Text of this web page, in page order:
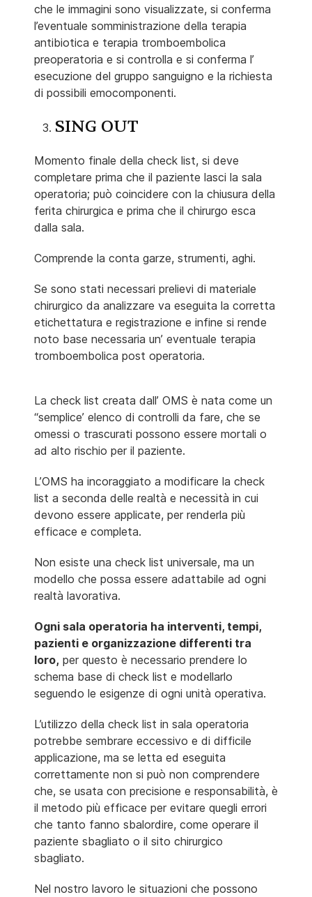
che le immagini sono visualizzate, si conferma
l’eventuale somministrazione della terapia
antibiotica e terapia tromboembolica
preoperatoria e si controlla e si conferma l’
esecuzione del gruppo sanguigno e la richiesta
di possibili emocomponenti.
SING OUT
Momento finale della check list, si deve
completare prima che il paziente lasci la sala
operatoria; può coincidere con la chiusura della
ferita chirurgica e prima che il chirurgo esca
dalla sala.
Comprende la conta garze, strumenti, aghi.
Se sono stati necessari prelievi di materiale
chirurgico da analizzare va eseguita la corretta
etichettatura e registrazione e infine si rende
noto base necessaria un’ eventuale terapia
tromboembolica post operatoria.
La check list creata dall’ OMS è nata come un
“semplice’ elenco di controlli da fare, che se
omessi o trascurati possono essere mortali o
ad alto rischio per il paziente.
L’OMS ha incoraggiato a modificare la check
list a seconda delle realtà e necessità in cui
devono essere applicate, per renderla più
efficace e completa.
Non esiste una check list universale, ma un
modello che possa essere adattabile ad ogni
realtà lavorativa.
Ogni sala operatoria ha interventi, tempi,
pazienti e organizzazione differenti tra
loro, per questo è necessario prendere lo
schema base di check list e modellarlo
seguendo le esigenze di ogni unità operativa.
L’utilizzo della check list in sala operatoria
potrebbe sembrare eccessivo e di difficile
applicazione, ma se letta ed eseguita
correttamente non si può non comprendere
che, se usata con precisione e responsabilità, è
il metodo più efficace per evitare quegli errori
che tanto fanno sbalordire, come operare il
paziente sbagliato o il sito chirurgico
sbagliato.
Nel nostro lavoro le situazioni che possono